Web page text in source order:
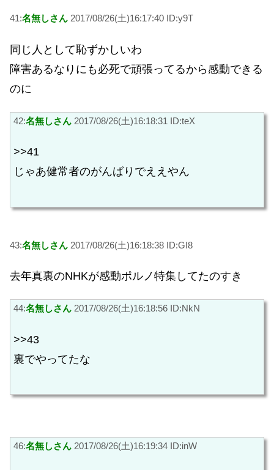
41:名無しさん 2017/08/26(土)16:17:40 ID:y9T
同じ人として恥ずかしいわ
障害あるなりにも必死で頑張ってるから感動できる
のに
42:名無しさん 2017/08/26(土)16:18:31 ID:teX
>>41
じゃあ健常者のがんばりでええやん
43:名無しさん 2017/08/26(土)16:18:38 ID:GI8
去年真裏のNHKが感動ポルノ特集してたのすき
44:名無しさん 2017/08/26(土)16:18:56 ID:NkN
>>43
裏でやってたな
46:名無しさん 2017/08/26(土)16:19:34 ID:inW